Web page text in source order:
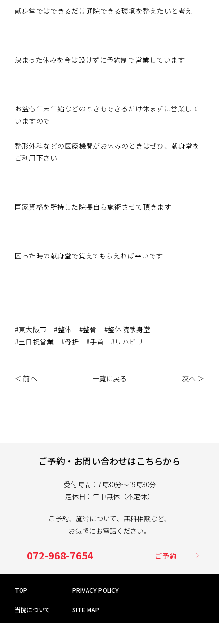
献身堂ではできるだけ通院できる環境を整えたいと考え
決まった休みを今は設けずに予約制で営業しています
お盆も年末年始などのときもできるだけ休まずに営業して
いますので
整形外科などの医療機関がお休みのときはぜひ、献身堂を
ご利用下さい
国家資格を所持した院長自ら施術させて頂きます
困った時の献身堂で覚えてもらえれば幸いです
#東大阪市 #整体 #整骨 #整体院献身堂
#土日祝営業 #骨折 #手首 #リハビリ
＜ 前へ 一覧に戻る 次へ ＞
ご予約・お問い合わせはこちらから
受付時間：7時30分～19時30分
定休日：年中無休（不定休）
ご予約、施術について、無料相談など、
お気軽にお電話ください。
072-968-7654 ご予約
TOP
当院について
PRIVACY POLICY
SITE MAP